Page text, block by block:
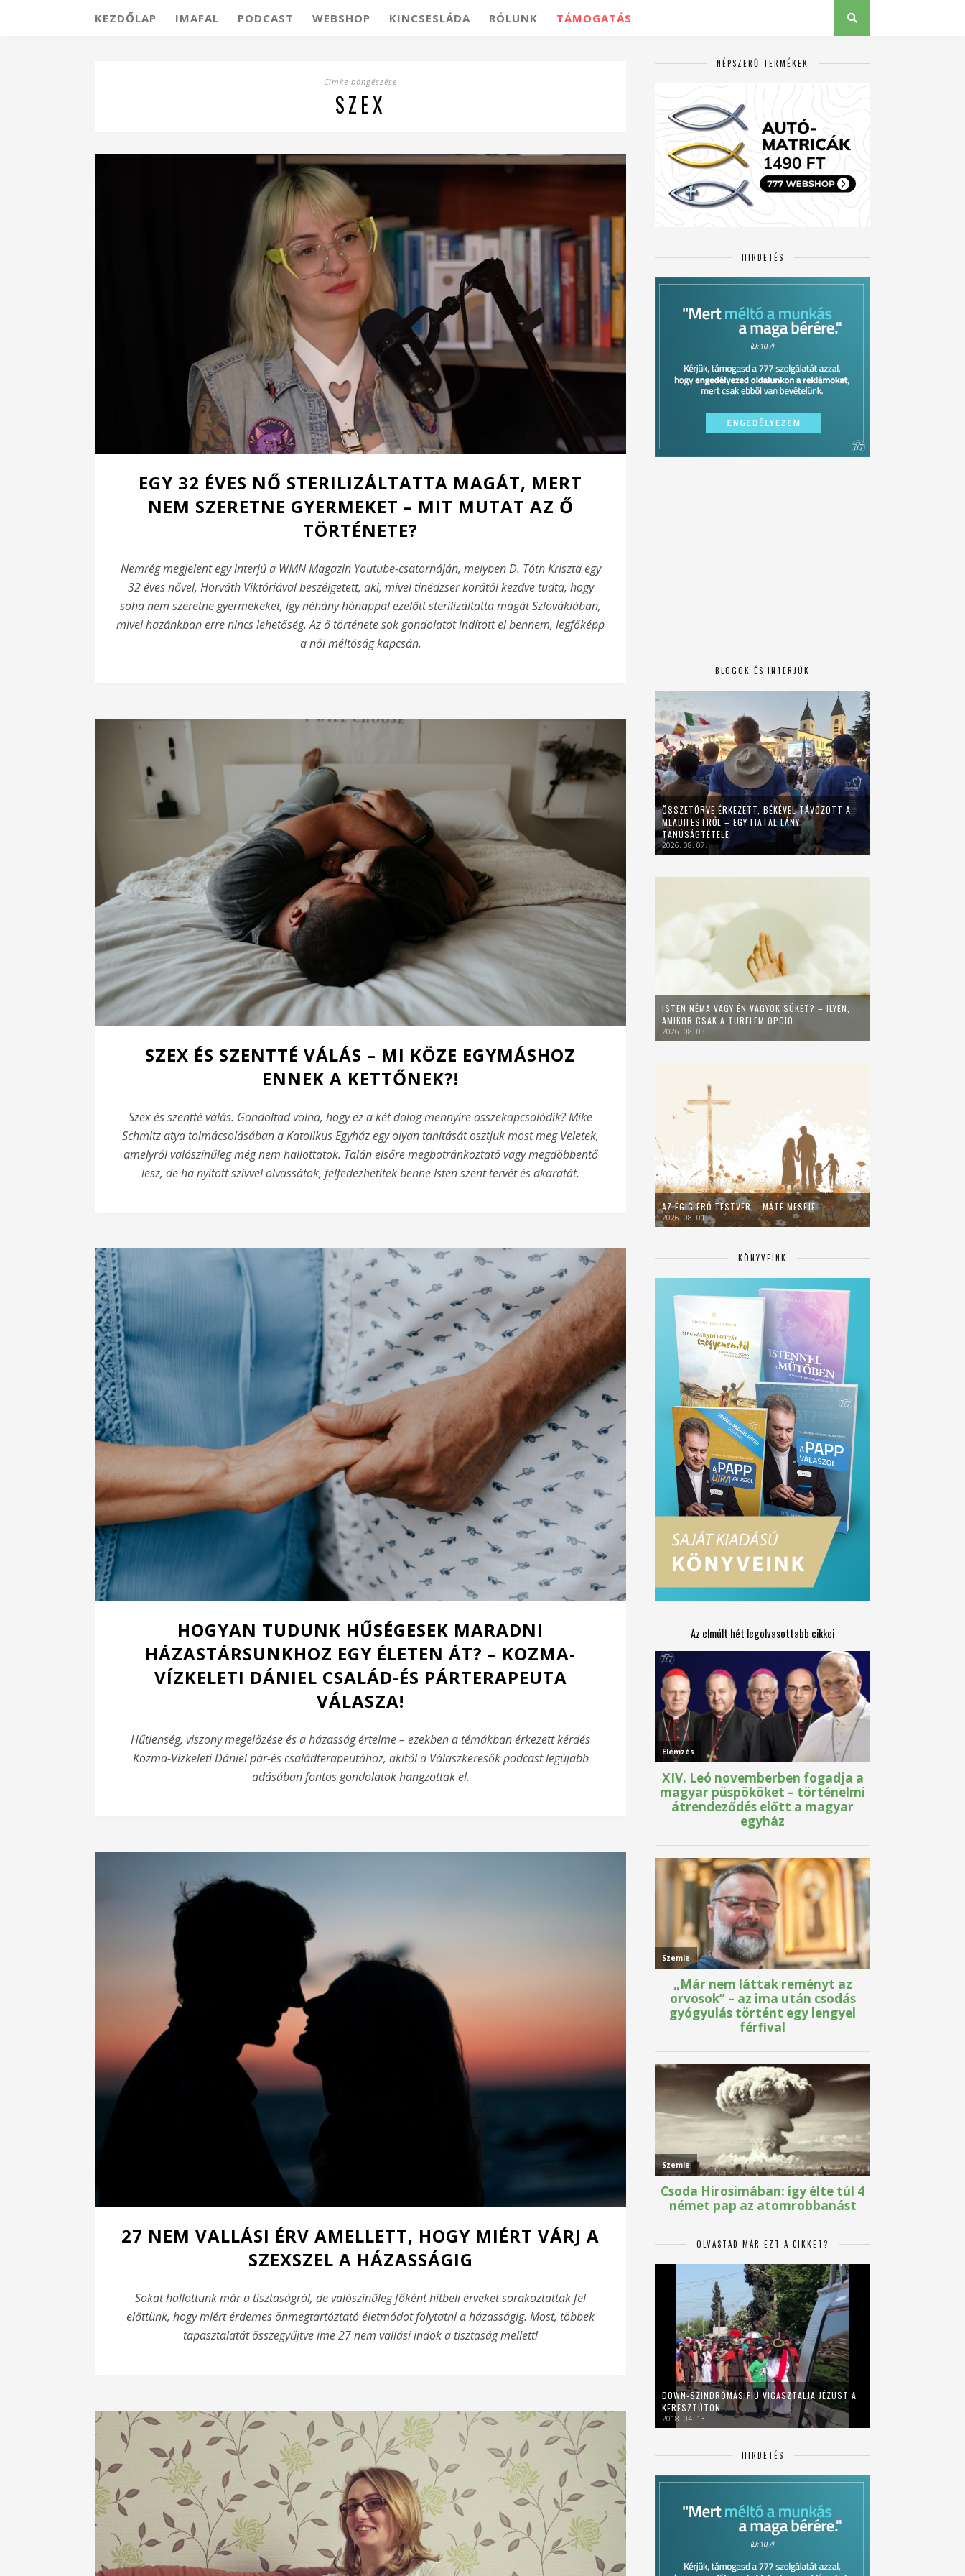
KEZDŐLAP IMAFAL PODCAST WEBSHOP KINCSESLÁDA RÓLUNK TÁMOGATÁS
Címke böngészése
SZEX
EGY 32 ÉVES NŐ STERILIZÁLTATTA MAGÁT, MERT
NEM SZERETNE GYERMEKET – MIT MUTAT AZ Ő
TÖRTÉNETE?
Nemrég megjelent egy interjú a WMN Magazin Youtube-csatornáján, melyben D. Tóth Kriszta egy
32 éves nővel, Horváth Viktóriával beszélgetett, aki, mivel tinédzser korától kezdve tudta, hogy
soha nem szeretne gyermekeket, így néhány hónappal ezelőtt sterilizáltatta magát Szlovákiában,
mivel hazánkban erre nincs lehetőség. Az ő története sok gondolatot indított el bennem, legfőképp
a női méltóság kapcsán.
SZEX ÉS SZENTTÉ VÁLÁS – MI KÖZE EGYMÁSHOZ
ENNEK A KETTŐNEK?!
Szex és szentté válás. Gondoltad volna, hogy ez a két dolog mennyire összekapcsolódik? Mike
Schmitz atya tolmácsolásában a Katolikus Egyház egy olyan tanítását osztjuk most meg Veletek,
amelyről valószínűleg még nem hallottatok. Talán elsőre megbotránkoztató vagy megdöbbentő
lesz, de ha nyitott szívvel olvassátok, felfedezhetitek benne Isten szent tervét és akaratát.
HOGYAN TUDUNK HŰSÉGESEK MARADNI
HÁZASTÁRSUNKHOZ EGY ÉLETEN ÁT? – KOZMA-
VÍZKELETI DÁNIEL CSALÁD-ÉS PÁRTERAPEUTA
VÁLASZA!
Hűtlenség, viszony megelőzése és a házasság értelme – ezekben a témákban érkezett kérdés
Kozma-Vízkeleti Dániel pár-és családterapeutához, akitől a Válaszkeresők podcast legújabb
adásában fontos gondolatok hangzottak el.
27 NEM VALLÁSI ÉRV AMELLETT, HOGY MIÉRT VÁRJ A
SZEXSZEL A HÁZASSÁGIG
Sokat hallottunk már a tisztaságról, de valószínűleg főként hitbeli érveket sorakoztattak fel
előttünk, hogy miért érdemes önmegtartóztató életmódot folytatni a házasságig. Most, többek
tapasztalatát összegyűjtve íme 27 nem vallási indok a tisztaság mellett!
NÉPSZERŰ TERMÉKEK
HIRDETÉS
BLOGOK ÉS INTERJÚK
ÖSSZETÖRVE ÉRKEZETT, BÉKÉVEL TÁVOZOTT A
MLADIFESTRŐL – EGY FIATAL LÁNY
TANÚSÁGTÉTELE
2026. 08. 07.
ISTEN NÉMA VAGY ÉN VAGYOK SÜKET? – ILYEN,
AMIKOR CSAK A TÜRELEM OPCIÓ
2026. 08. 03.
AZ ÉGIG ÉRŐ TESTVÉR – MÁTÉ MESÉJE
2026. 08. 01.
KÖNYVEINK
Az elmúlt hét legolvasottabb cikkei
OLVASTAD MÁR EZT A CIKKET?
DOWN-SZINDRÓMÁS FIÚ VIGASZTALJA JÉZUST A
KERESZTÚTON
2018. 04. 13.
HIRDETÉS